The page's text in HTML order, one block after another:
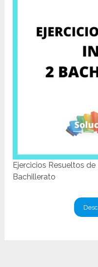
Ejercicios Resueltos
Bachillerato